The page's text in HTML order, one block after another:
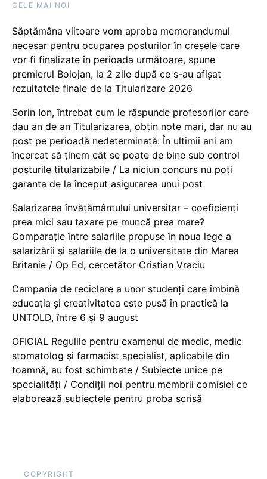
CELE MAI NOI
Săptămâna viitoare vom aproba memorandumul
necesar pentru ocuparea posturilor în creșele care
vor fi finalizate în perioada următoare, spune
premierul Bolojan, la 2 zile după ce s-au afișat
rezultatele finale de la Titularizare 2026
Sorin Ion, întrebat cum le răspunde profesorilor care
dau an de an Titularizarea, obțin note mari, dar nu au
post pe perioadă nedeterminată: În ultimii ani am
încercat să ținem cât se poate de bine sub control
posturile titularizabile / La niciun concurs nu poți
garanta de la început asigurarea unui post
Salarizarea învățământului universitar – coeficienți
prea mici sau taxare pe muncă prea mare?
Comparație între salariile propuse în noua lege a
salarizării și salariile de la o universitate din Marea
Britanie / Op Ed, cercetător Cristian Vraciu
Campania de reciclare a unor studenți care îmbină
educația și creativitatea este pusă în practică la
UNTOLD, între 6 și 9 august
OFICIAL Regulile pentru examenul de medic, medic
stomatolog și farmacist specialist, aplicabile din
toamnă, au fost schimbate / Subiecte unice pe
specialități / Condiții noi pentru membrii comisiei ce
elaborează subiectele pentru proba scrisă
COPYRIGHT